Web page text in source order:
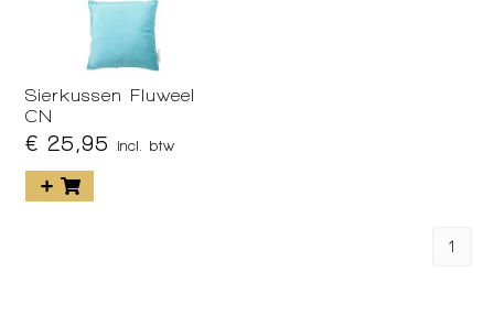
Sierkussen Fluweel
CN
€ 25,95 incl. btw
1